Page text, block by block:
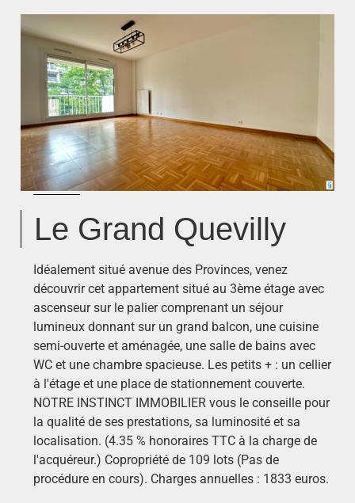
Le Grand Quevilly
Idéalement situé avenue des Provinces, venez
découvrir cet appartement situé au 3ème étage avec
ascenseur sur le palier comprenant un séjour
lumineux donnant sur un grand balcon, une cuisine
semi-ouverte et aménagée, une salle de bains avec
WC et une chambre spacieuse. Les petits + : un cellier
à l'étage et une place de stationnement couverte.
NOTRE INSTINCT IMMOBILIER vous le conseille pour
la qualité de ses prestations, sa luminosité et sa
localisation. (4.35 % honoraires TTC à la charge de
l'acquéreur.) Copropriété de 109 lots (Pas de
procédure en cours). Charges annuelles : 1833 euros.